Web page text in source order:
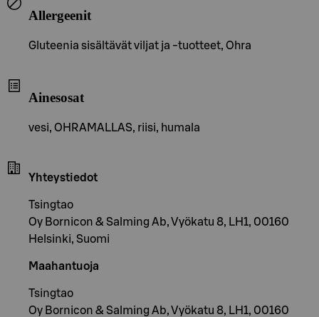
Allergeenit
Gluteenia sisältävät viljat ja -tuotteet, Ohra
Ainesosat
vesi, OHRAMALLAS, riisi, humala
Yhteystiedot
Tsingtao
Oy Bornicon & Salming Ab, Vyökatu 8, LH1, 00160
Helsinki, Suomi
Maahantuoja
Tsingtao
Oy Bornicon & Salming Ab, Vyökatu 8, LH1, 00160